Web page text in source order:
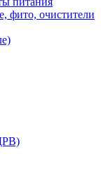
фито, очистители